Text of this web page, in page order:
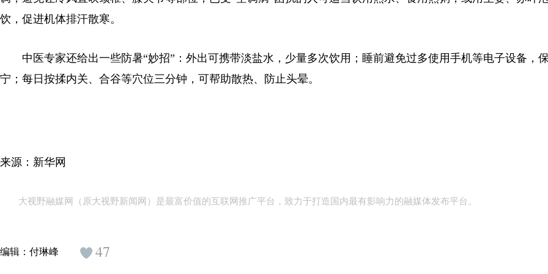
饮，促进机体排汗散寒。
中医专家还给出一些防暑“妙招”：外出可携带淡盐水，少量多次饮用；睡前避免过多使用手机等电子设备，
宁；每日按揉内关、合谷等穴位三分钟，可帮助散热、防止头晕。
来源：新华网
大视野融媒网（原大视野新闻网）是最富价值的互联网推广平台，致力于打造国内最有影响力的融媒体发布平台。
编辑： 付琳峰 47